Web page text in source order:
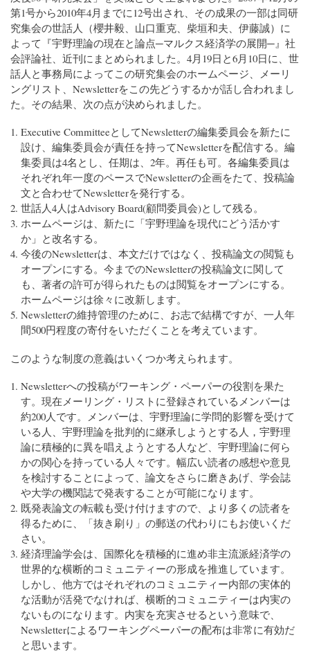
第1号から2010年4月までに12号出され、その成果の一部は同研
究集会の世話人（櫻井毅、山口重克、柴垣和夫、伊藤誠）に
よって『宇野理論の現在と論点─マルクス経済学の展開─』社
会評論社、近刊にまとめられました。4月19日と6月10日に、世
話人と事務局によってこの研究集会のホームページ、メーリ
ングリスト、Newsletterをこの先どうするかが話し合われまし
た。その結果、次の点が決められました。
Executive CommitteeとしてNewsletterの編集委員会を新たに
設け、編集委員会が責任を持ってNewsletterを配信する。編
集委員は4名とし、任期は、2年。再任も可。各編集委員は
それぞれ年一度のペースでNewsletterの企画をたて、投稿論
文と合わせてNewsletterを発行する。
世話人4人はAdvisory Board(顧問委員会)として残る。
ホームページは、新たに「宇野理論を現代にどう活かす
か」と改名する。
今後のNewsletterは、本文だけではなく、投稿論文の閲覧も
オープンにする。今までのNewsletterの投稿論文に関して
も、著者の許可が得られたものは閲覧をオープンにする。
ホームページは徐々に改新します。
Newsletterの維持管理のために、お志で結構ですが、一人年
間500円程度の寄付をいただくことを考えています。
このような制度の意義はいくつか考えられます。
Newsletterへの投稿がワーキング・ペーパーの役割を果た
す。現在メーリング・リストに登録されているメンバーは
約200人です。メンバーは、宇野理論に学問的影響を受けて
いる人、宇野理論を批判的に継承しようとする人，宇野理
論に積極的に異を唱えようとする人など、宇野理論に何ら
かの関心を持っている人々です。幅広い読者の感想や意見
を検討することによって、論文をさらに磨きあげ、学会誌
や大学の機関誌で発表することが可能になります。
既発表論文の転載も受け付けますので、より多くの読者を
得るために、「抜き刷り」の郵送の代わりにもお使いくだ
さい。
経済理論学会は、国際化を積極的に進め非主流派経済学の
世界的な横断的コミュニティーの形成を推進しています。
しかし、他方ではそれぞれのコミュニティー内部の実体的
な活動が活発でなければ、横断的コミュニティーは内実の
ないものになります。内実を充実させるという意味で、
Newsletterによるワーキングペーパーの配布は非常に有効だ
と思います。